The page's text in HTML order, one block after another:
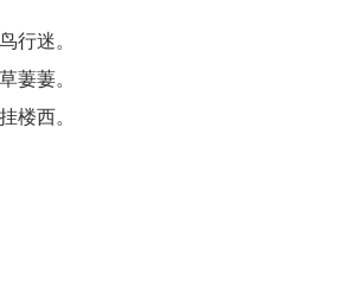
行迷。
萋萋。
楼西。